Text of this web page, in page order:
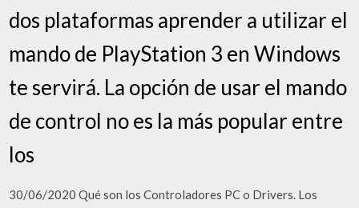
dos plataformas aprender a utilizar el
mando de PlayStation 3 en Windows
te servirá. La opción de usar el mando
de control no es la más popular entre
los
30/06/2020 Qué son los Controladores PC o Drivers. Los